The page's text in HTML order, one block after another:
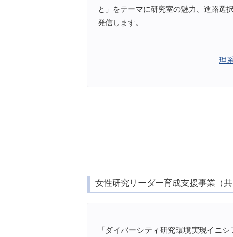
と」をテーマに研究室の魅力、進路選
発信します。
理
女性研究リーダー育成支援事業（共
「ダイバーシティ研究環境実現イニ